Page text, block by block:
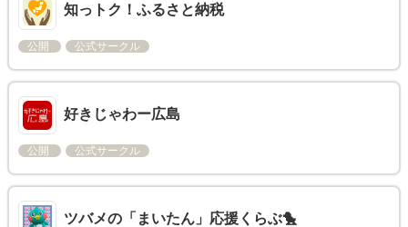
知っトク！ふるさと納税
公開 公式サークル
好きじゃわー広島
公開 公式サークル
ツバメの「まいたん」応援くらぶ🐤